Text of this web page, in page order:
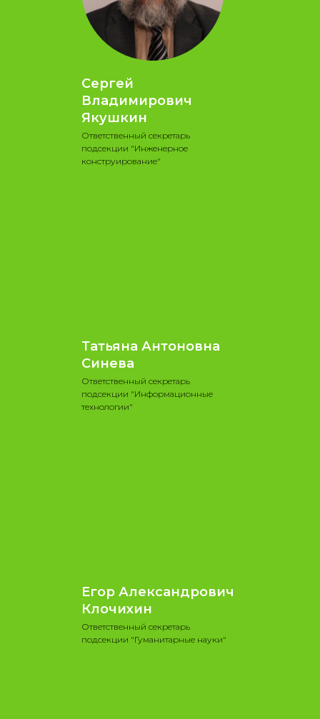
Сергей
Владимирович
Якушкин
Ответственный секретарь
подсекции "Инженерное
конструирование"
Татьяна Антоновна
Синева
Ответственный секретарь
подсекции "Информационные
технологии"
Егор Александрович
Клочихин
Ответственный секретарь
подсекции "Гуманитарные науки"